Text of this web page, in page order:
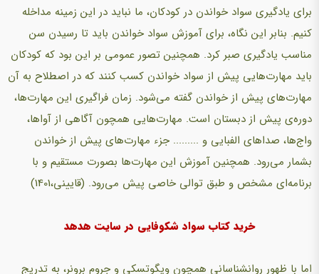
برای یادگیری سواد خواندن در کودکان، ما نباید در این زمینه مداخله
کنیم. بنابر این نگاه، برای آموزش سواد خواندن باید تا رسیدن سن
مناسب یادگیری صبر کرد. همچنین تصور عمومی بر این بود که کودکان
باید مهارت‌هایی پیش از سواد خواندن کسب کنند که در اصطلاح به آن
مهارت‌های پیش از خواندن گفته می‌شود. زمان فراگیری این مهارت‌ها،
دوره‌ی پیش از دبستان است. مهارت‌هایی همچون آگاهی از آواها،
واج‌ها، صداهای الفبایی و ......... جزء مهارت‌های پیش از خواندن
بشمار می‌رود. همچنین آموزش این مهارت‌ها بصورت مستقیم و با
برنامه‌ای مشخص و طبق توالی خاصی پیش می‌رود. (قایینی،1401)
خرید کتاب سواد شکوفایی در سایت هدهد
اما با ظهور روانشناسانی همچون ویگوتسکی و جروم برونر، به تدریج